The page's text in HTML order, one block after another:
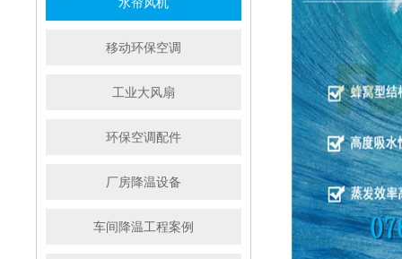
移动环保空调
工业大风扇
环保空调配件
厂房降温设备
车间降温工程案例